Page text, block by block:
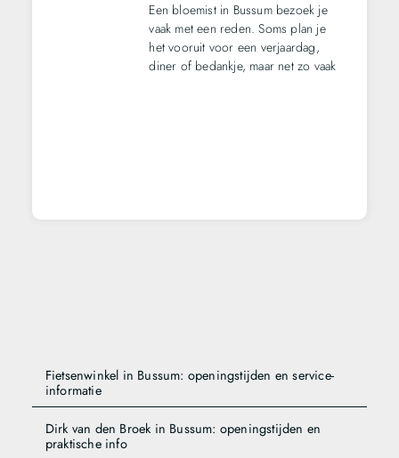
Een bloemist in Bussum bezoek je
vaak met een reden. Soms plan je
het vooruit voor een verjaardag,
diner of bedankje, maar net zo vaak
Fietsenwinkel in Bussum: openingstijden en service-
informatie
Dirk van den Broek in Bussum: openingstijden en
praktische info